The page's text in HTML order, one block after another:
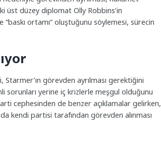
üst düzey diplomat Olly Robbins’in
ortamı” oluştuğunu söylemesi, sürecin
görevden ayrılması gerektiğini
sorunları yerine iç krizlerle meşgul olduğunu
cephesinden de benzer açıklamalar gelirken,
kendi partisi tarafından görevden alınması